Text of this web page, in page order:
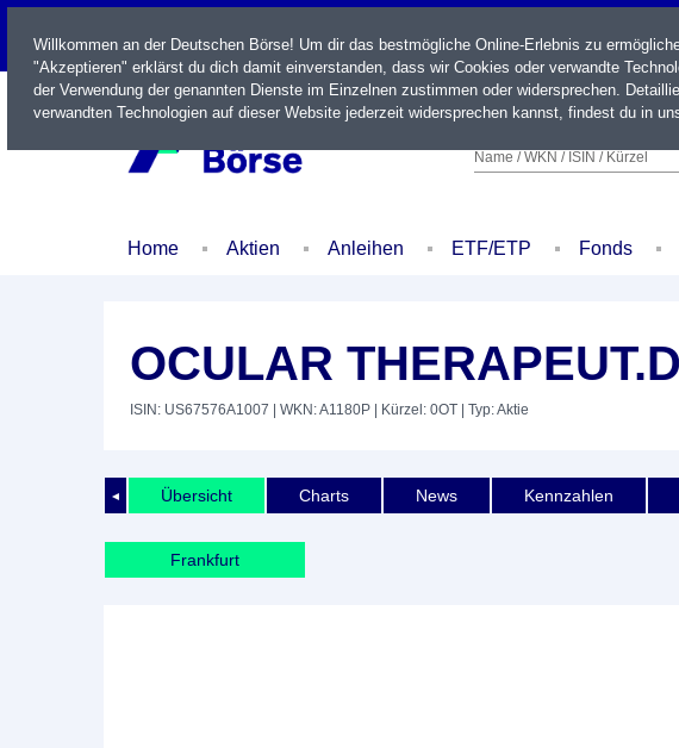
LIVE
Name / WKN / ISIN / Kürzel
Home Aktien Anleihen ETF/ETP Fonds
OCULAR
ISIN: US67576A1007 | WKN: A1180P | Kürzel: 0OT | Typ: Aktie
◄ Übersicht Charts News Kennzahlen
Frankfurt
Willkommen an der Deutschen Börse! Um dir das bestmögliche Online-Erlebnis zu
"Akzeptieren" erklärst du dich damit einverstanden, dass wir Cookies oder verwandte
der Verwendung der genannten Dienste im Einzelnen zustimmen oder widersprechen.
verwandten Technologien auf dieser Website jederzeit widersprechen kannst, findest du in